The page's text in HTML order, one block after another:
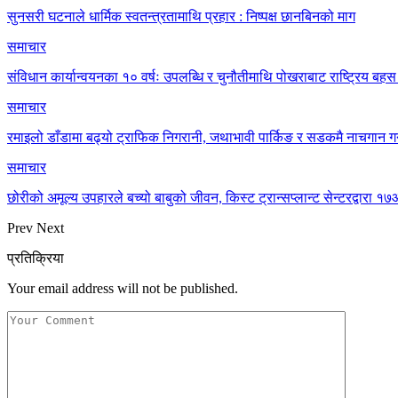
सुनसरी घटनाले धार्मिक स्वतन्त्रतामाथि प्रहार : निष्पक्ष छानबिनको माग
समाचार
संविधान कार्यान्वयनका १० वर्षः उपलब्धि र चुनौतीमाथि पोखराबाट राष्ट्रिय
समाचार
रमाइलो डाँडामा बढ्यो ट्राफिक निगरानी, जथाभावी पार्किङ र सडकमै नाचगान
समाचार
छोरीको अमूल्य उपहारले बच्यो बाबुको जीवन, किस्ट ट्रान्सप्लान्ट
Prev Next
प्रतिक्रिया
Your email address will not be published.